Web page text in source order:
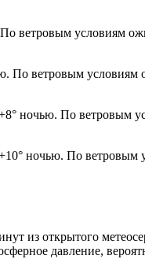
ветровым условиям
По ветровым условиям
ночью. По ветровым
ночью. По ветровым
из открытого
давление,